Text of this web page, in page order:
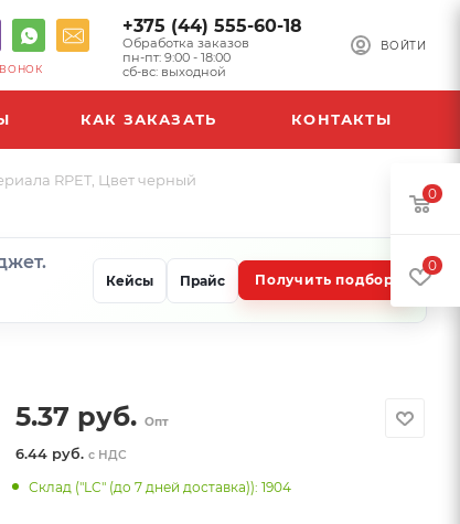
ВОЙТИ
+375 (44) 555-60-18
Обработка заказов
пн-пт: 9:00 - 18:00
сб-вс: выходной
КАК ЗАКАЗАТЬ КОНТАКТЫ
RPET, Цвет черный
Кейсы Прайс Получить подбор
5.37 руб. Опт
6.44 руб.с НДС
Склад ("LC" (до 7 дней доставка)): 1904
0
0